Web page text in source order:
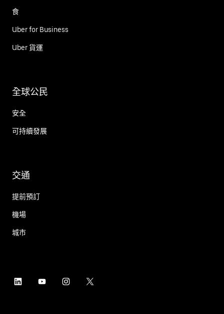
食
Uber for Business
Uber 貨運
全球公民
安全
可持續發展
交通
提前預訂
機場
城市